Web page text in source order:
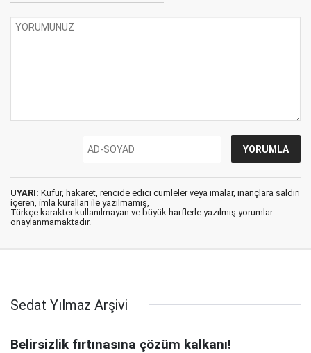
UYARI: Küfür, hakaret, rencide edici cümleler veya imalar, inançlara saldırı
içeren, imla kuralları ile yazılmamış,
Türkçe karakter kullanılmayan ve büyük harflerle yazılmış yorumlar
onaylanmamaktadır.
Sedat Yılmaz Arşivi
Belirsizlik fırtınasına çözüm kalkanı!